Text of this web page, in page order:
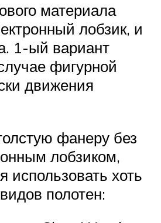
материала
лобзик, и
1-ый вариант
фигурной
движения
фанеру без
лобзиком,
использовать хоть
полотен: